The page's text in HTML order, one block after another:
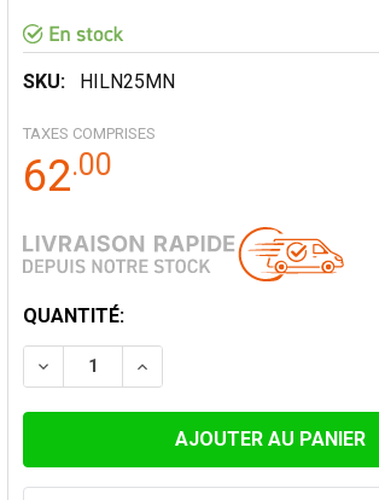
SKU: HILN25MN
TAXES COMPRISES
62.00
STOCK
ACTUEL:
QUANTITÉ:
DIMINUER LA QUANTITÉ DE COL DE
AUGMENTER LA